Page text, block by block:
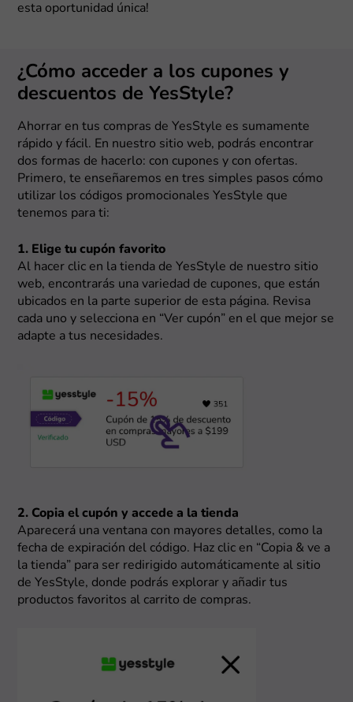
esta oportunidad única!
¿Cómo acceder a los cupones y
descuentos de YesStyle?
Ahorrar en tus compras de YesStyle es sumamente
rápido y fácil. En nuestro sitio web, podrás encontrar
dos formas de hacerlo: con cupones y con ofertas.
Primero, te enseñaremos en tres simples pasos cómo
utilizar los códigos promocionales YesStyle que
tenemos para ti:
1. Elige tu cupón favorito
Al hacer clic en la tienda de YesStyle de nuestro sitio
web, encontrarás una variedad de cupones, que están
ubicados en la parte superior de esta página. Revisa
cada uno y selecciona en “Ver cupón” en el que mejor se
adapte a tus necesidades.
2. Copia el cupón y accede a la tienda
Aparecerá una ventana con mayores detalles, como la
fecha de expiración del código. Haz clic en “Copia & ve a
la tienda” para ser redirigido automáticamente al sitio
de YesStyle, donde podrás explorar y añadir tus
productos favoritos al carrito de compras.